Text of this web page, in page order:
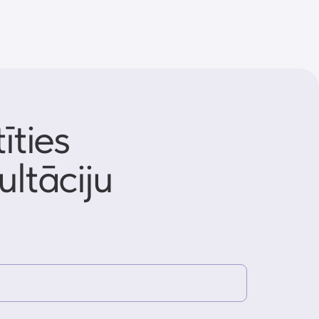
politika